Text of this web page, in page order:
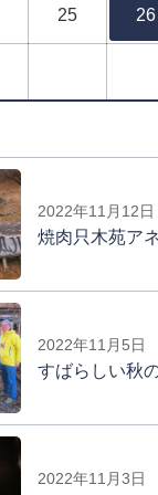
25 26
2022年11月12日
焼肉只木苑ア
2022年11月5日
すばらしい秋
2022年11月3日